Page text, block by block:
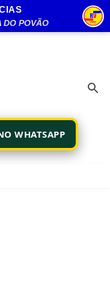
principal
DO POVÃO
WHATSAPP